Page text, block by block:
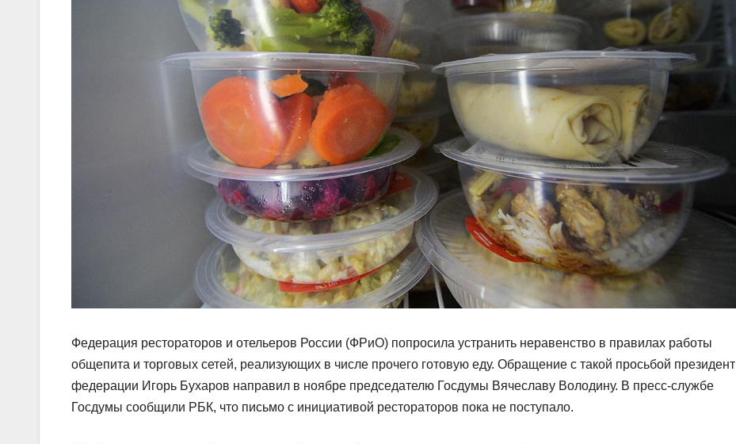
Федерация рестораторов и отельеров России (ФРиО) попросила устранить неравенство в правилах работы
общепита и торговых сетей, реализующих в числе прочего готовую еду. Обращение с такой просьбой президент
федерации Игорь Бухаров направил в ноябре председателю Госдумы Вячеславу Володину. В пресс-службе
Госдумы сообщили РБК, что письмо с инициативой рестораторов пока не поступало.